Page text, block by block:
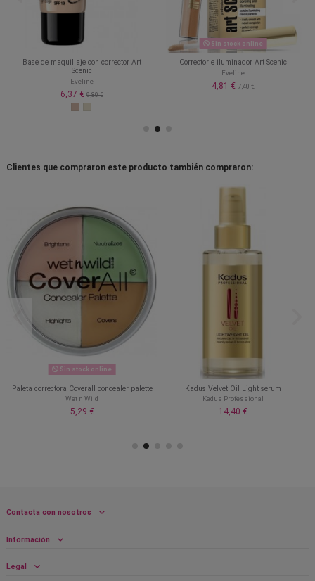
Base de maquillaje con corrector Art
Scenic
Eveline
6,37 € 9,80 €
Sin stock online
Corrector e iluminador Art Scenic
Eveline
4,81 € 7,40 €
Clientes que compraron este producto también compraron:
Sin stock online
Paleta correctora Coverall concealer palette
Wet n Wild
5,29 €
Kadus Velvet Oil Light serum
Kadus Professional
14,40 €
Contacta con nosotros
Información
Legal